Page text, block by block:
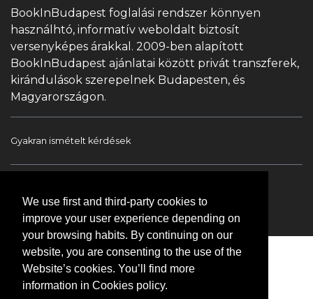
We use first and third-party cookies to
improve your user experience depending on
your browsing habits. By continuing on our
website, you are consenting to the use of the
Website’s cookies. You’ll find more
information in Cookies policy.
BookInBudapest foglalási rendszer könnyen
használhtó, informatív weboldalt biztosít
versenyképes árakkal. 2009-ben alapított
BookInBudapest ajánlatai között privát transzferek,
kirándulások szerepelnek Budapesten, és
Magyarországon.
Gyakran ismételt kérdések
Túrák & Kirándulások Transzfer Kapcsolat